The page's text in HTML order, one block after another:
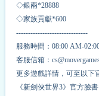
◇銀兩*28888
◇家族貢獻*600
------------------------------
服務時間：08:00 AM-
客服信箱：
更多遊戲詳情，可至以下
《新劍俠世界3》官方臉